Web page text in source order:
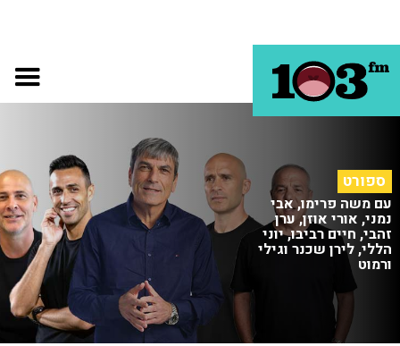
ספורט
עם משה פרימו, אבי
נמני, אורי אוזן, ערן
זהבי, חיים רביבו, יוני
הללי, לירן שכנר וגילי
ורמוט